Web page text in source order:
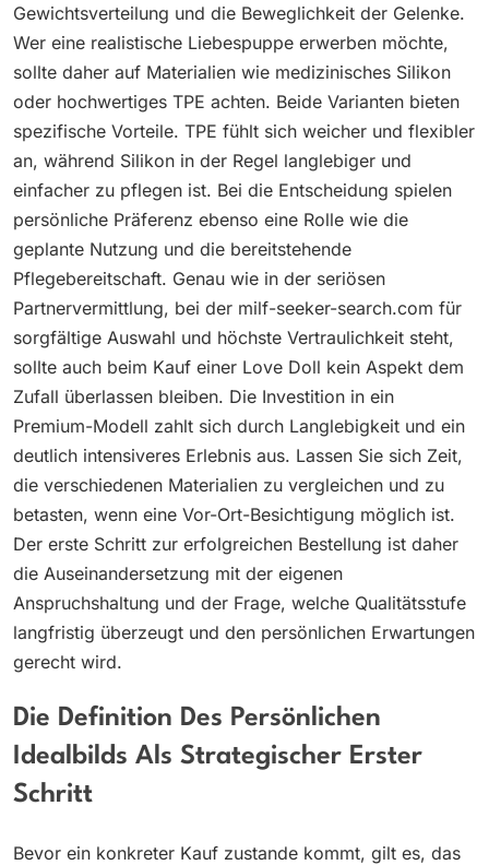
Gewichtsverteilung und die Beweglichkeit der Gelenke.
Wer eine realistische Liebespuppe erwerben möchte,
sollte daher auf Materialien wie medizinisches Silikon
oder hochwertiges TPE achten. Beide Varianten bieten
spezifische Vorteile. TPE fühlt sich weicher und flexibler
an, während Silikon in der Regel langlebiger und
einfacher zu pflegen ist. Bei die Entscheidung spielen
persönliche Präferenz ebenso eine Rolle wie die
geplante Nutzung und die bereitstehende
Pflegebereitschaft. Genau wie in der seriösen
Partnervermittlung, bei der milf-seeker-search.com für
sorgfältige Auswahl und höchste Vertraulichkeit steht,
sollte auch beim Kauf einer Love Doll kein Aspekt dem
Zufall überlassen bleiben. Die Investition in ein
Premium-Modell zahlt sich durch Langlebigkeit und ein
deutlich intensiveres Erlebnis aus. Lassen Sie sich Zeit,
die verschiedenen Materialien zu vergleichen und zu
betasten, wenn eine Vor-Ort-Besichtigung möglich ist.
Der erste Schritt zur erfolgreichen Bestellung ist daher
die Auseinandersetzung mit der eigenen
Anspruchshaltung und der Frage, welche Qualitätsstufe
langfristig überzeugt und den persönlichen Erwartungen
gerecht wird.
Die Definition Des Persönlichen
Idealbilds Als Strategischer Erster
Schritt
Bevor ein konkreter Kauf zustande kommt, gilt es, das